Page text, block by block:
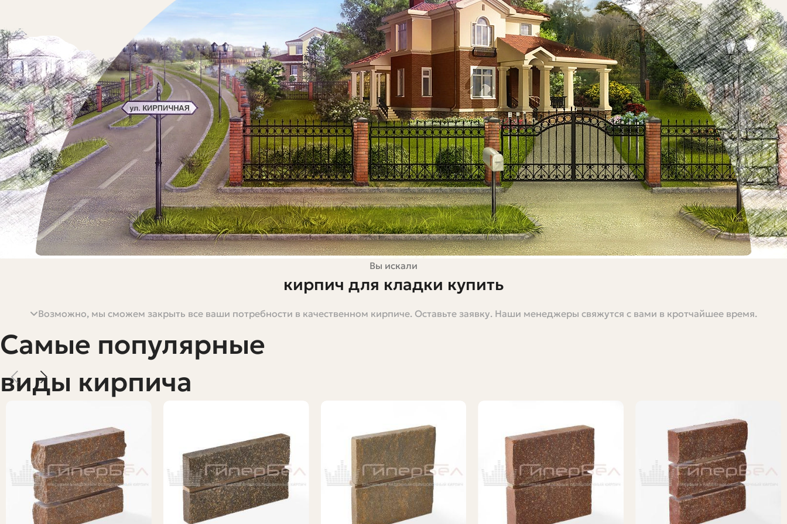
Вы искали
кирпич для кладки купить
Когда встает вопрос «кирпич для кладки купить», хочется сделать выбор один раз и надолго. Это не просто стройматериал — это основа дома, забора, печи или
информацией и внимательным подходом купить нужный кирпич — несложная задача. В этой статье я подробно разберу виды кирпича, как выбирать, что учитывать
при расчётах, как проверять качество при приёмке и где лучше заказывать материал.
Статья рассчитана на тех, кто строит сам или руководит стройкой: от владельца участка, который хочет сложить баню собственноручно, до прораба, который ищет
поставщика для коттеджа. Здесь будут и технические параметры, и практические советы, и реальные примеры из моей практики.
Какие бывают виды кирпича и где их применяют
Кирпич различается по материалу, назначению и форме. Прежде чем идти в магазин или звонить поставщику, полезно понимать, что именно вам нужно —
кладочный, лицевой, огнеупорный или декоративный.
Ниже — таблица с основными типами кирпича и их назначением. Это поможет быстро сориентироваться.
Возможно, мы сможем закрыть все ваши потребности в качественном кирпиче. Оставьте заявку. Наши менеджеры свяжутся с вами в кротчайшее время.
Самые популярные
виды кирпича